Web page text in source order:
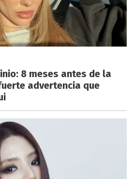
8 meses antes de la
advertencia que